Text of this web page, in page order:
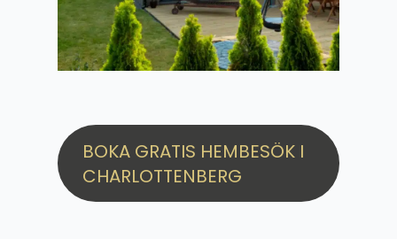
BOKA GRATIS HEMBESÖK I
CHARLOTTENBERG